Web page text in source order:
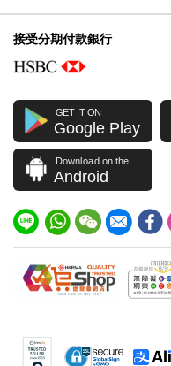
接受分期付款銀行
GET IT ON
Google Play
Download on the
Android